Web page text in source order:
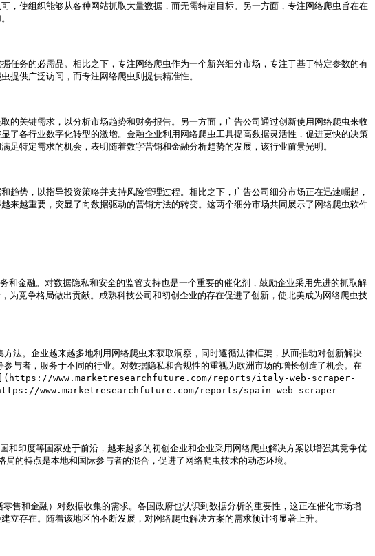
，使组织能够从各种网站抓取大量数据，而无需特定目标。另一方面，专注网络爬虫旨在在
任务的必需品。相比之下，专注网络爬虫作为一个新兴细分市场，专注于基于特定参数的有
提供广泛访问，而专注网络爬虫则提供精准性。
关键需求，以分析市场趋势和财务报告。另一方面，广告公司通过创新使用网络爬虫来收
了各行业数字化转型的激增。金融企业利用网络爬虫工具提高数据灵活性，促进更快的决策
特定需求的机会，表明随着数字营销和金融分析趋势的发展，该行业前景光明。
势，以指导投资策略并支持风险管理过程。相比之下，广告公司细分市场正在迅速崛起，
来越重要，突显了向数据驱动的营销方法的转变。这两个细分市场共同展示了网络爬虫软件
金融。对数据隐私和安全的监管支持也是一个重要的催化剂，鼓励企业采用先进的抓取解
争格局做出贡献。成熟科技公司和初创企业的存在促进了创新，使北美成为网络爬虫技
法。企业越来越多地利用网络爬虫来获取洞察，同时遵循法律框架，从而推动对创新解决
者，服务于不同的行业。对数据隐私和合规性的重视为欧洲市场的增长创造了机会。在
络爬虫软件](https://www.marketresearchfuture.com/reports/italy-web-scraper-
软件](https://www.marketresearchfuture.com/reports/spain-web-scraper-
印度等国家处于前沿，越来越多的初创企业和企业采用网络爬虫解决方案以增强其竞争优
的特点是本地和国际参与者的混合，促进了网络爬虫技术的动态环境。
售和金融）对数据收集的需求。各国政府也认识到数据分析的重要性，这正在催化市场增
存在。随着该地区的不断发展，对网络爬虫解决方案的需求预计将显著上升。